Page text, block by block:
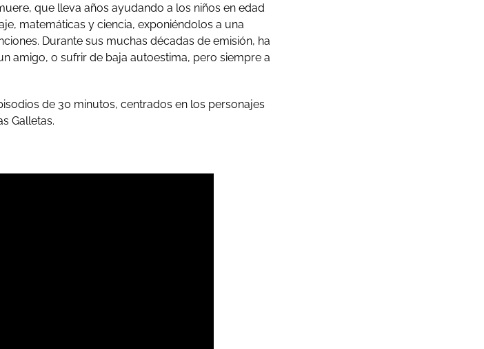
que lleva años ayudando a los niños en edad
matemáticas y ciencia, exponiéndolos a una
Durante sus muchas décadas de emisión, ha
amigo, o sufrir de baja autoestima, pero siempre a
de 30 minutos, centrados en los personajes
Galletas.